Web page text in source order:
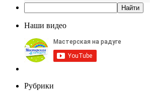
Наши видео
Рубрики